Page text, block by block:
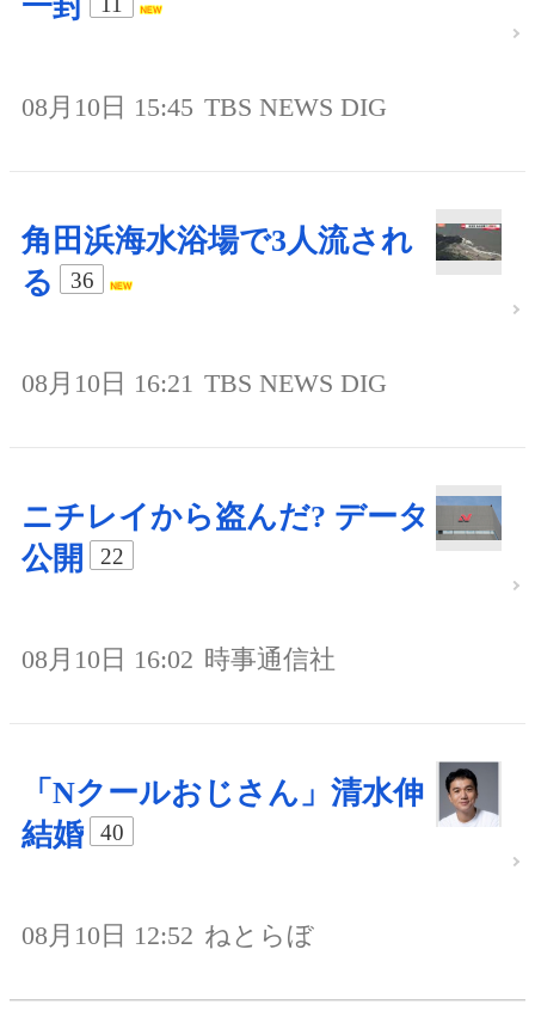
一封
08月10日 15:45 TBS NEWS DIG
角田浜海水浴場で3人流され
る
36
08月10日 16:21 TBS NEWS DIG
ニチレイから盗んだ? データ
公開
22
08月10日 16:02 時事通信社
「Nクールおじさん」清水伸
結婚
40
08月10日 12:52 ねとらぼ